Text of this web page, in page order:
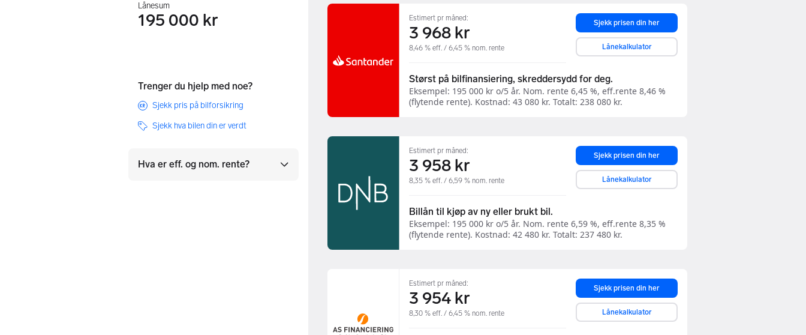
Lånesum
195 000 kr
Trenger du hjelp med noe?
Sjekk pris på bilforsikring
Sjekk hva bilen din er verdt
Hva er eff. og nom. rente?
Estimert pr måned:
3 968 kr
8,46 % eff. / 6,45 % nom. rente
Sjekk prisen din her
Lånekalkulator
Størst på bilfinansiering, skreddersydd for deg.
Eksempel: 195 000 kr o/5 år. Nom. rente 6,45 %, eff.rente 8,46 %
(flytende rente). Kostnad: 43 080 kr. Totalt: 238 080 kr.
Estimert pr måned:
3 958 kr
8,35 % eff. / 6,59 % nom. rente
Sjekk prisen din her
Lånekalkulator
Billån til kjøp av ny eller brukt bil.
Eksempel: 195 000 kr o/5 år. Nom. rente 6,59 %, eff.rente 8,35 %
(flytende rente). Kostnad: 42 480 kr. Totalt: 237 480 kr.
Estimert pr måned:
3 954 kr
8,30 % eff. / 6,45 % nom. rente
Sjekk prisen din her
Lånekalkulator